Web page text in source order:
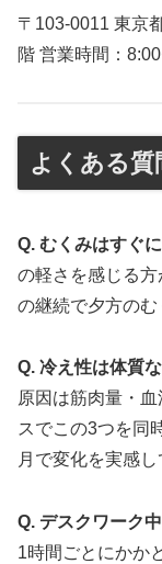
〒103-0011 東京
階 営業時間：
よくある質
Q. むくみはすぐ
の軽さを感じる
の継続で夕方のむ
Q. 冷え性は体質
原因は筋肉量・
スでこの3つを同
月で変化を実感し
Q. デスクワーク
1時間ごとにかか